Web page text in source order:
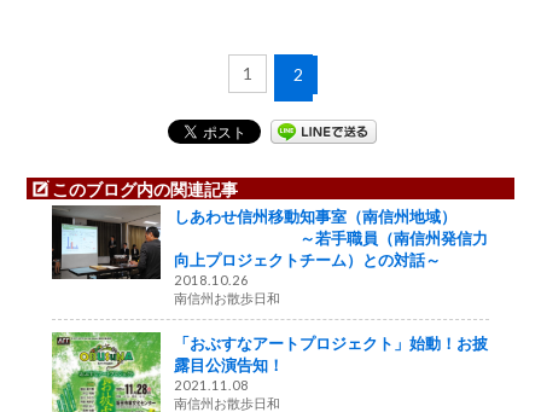
1 2
このブログ内の関連記事
しあわせ信州移動知事室（南信州地域）
～若手職員（南信州発信力
向上プロジェクトチーム）との対話～
2018.10.26
南信州お散歩日和
「おぶすなアートプロジェクト」始動！お披
露目公演告知！
2021.11.08
南信州お散歩日和